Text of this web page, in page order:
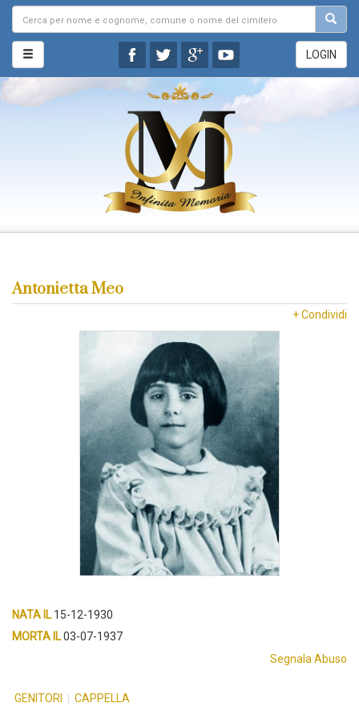
LOGIN
Antonietta Meo
+ Condividi
NATA IL15-12-1930
MORTA IL03-07-1937
Segnala Abuso
GENITORI CAPPELLA